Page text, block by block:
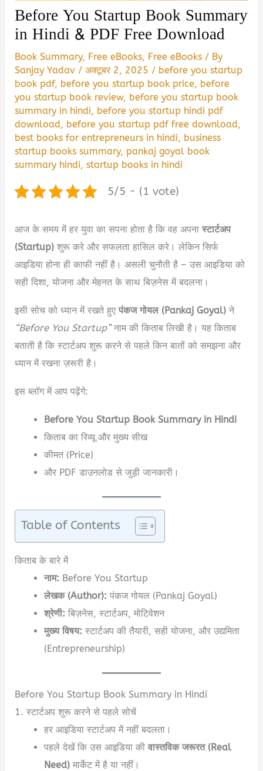
Before You Startup Book Summary
in Hindi & PDF Free Download
Book Summary, Free eBooks, Free eBooks / By
Sanjay Yadav /अक्टूबर 2, 2025 / before you startup
book pdf, before you startup book price, before
you startup book review, before you startup book
summary in hindi, before you startup hindi pdf
download, before you startup pdf free download,
best books for entrepreneurs in hindi, business
startup books summary,pankaj goyal book
summary hindi,startup books in hindi
5/5 - (1 vote)
आज के समय में हर युवा का सपना होता है कि वह अपनास्टार्टअप
(Startup) शुरू करे और सफलता हासिल करे। लेकिन सिर्फ
आइडिया होना ही काफी नहीं है। असली चुनौती है – उस आइडिया को
सही दिशा, योजना और मेहनत के साथ बिज़नेस में बदलना।
इसी सोच को ध्यान में रखते हुएपंकज गोयल (Pankaj Goyal) ने
“Before You Startup”नाम की किताब लिखी है। यह किताब
बताती है कि स्टार्टअप शुरू करने से पहले किन बातों को समझना और
ध्यान में रखना ज़रूरी है।
इस ब्लॉग में आप पढ़ेंगे:
Before You Startup Book Summary in Hindi
किताब का रिव्यू और मुख्य सीख
कीमत (Price)
और PDF डाउनलोड से जुड़ी जानकारी।
Table of Contents
किताब के बारे में
नाम: Before You Startup
लेखक (Author): पंकज गोयल (Pankaj Goyal)
श्रेणी: बिज़नेस, स्टार्टअप, मोटिवेशन
मुख्य विषय: स्टार्टअप की तैयारी, सही योजना, और उद्यमिता
(Entrepreneurship)
Before You Startup Book Summary in Hindi
1. स्टार्टअप शुरू करने से पहले सोचें
हर आइडिया स्टार्टअप में नहीं बदलता।
पहले देखें कि उस आइडिया की वास्तविक जरूरत (Real
Need)मार्केट में है या नहीं।